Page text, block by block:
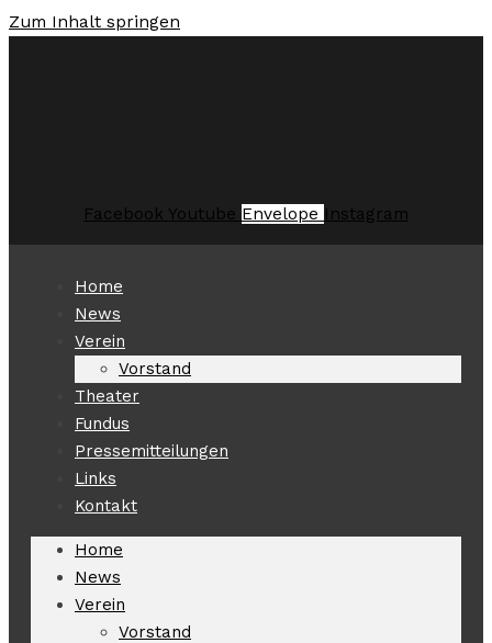
Zum Inhalt springen
Facebook Youtube Envelope Instagram
Home
News
Verein
Vorstand
Theater
Fundus
Pressemitteilungen
Links
Kontakt
Home
News
Verein
Vorstand